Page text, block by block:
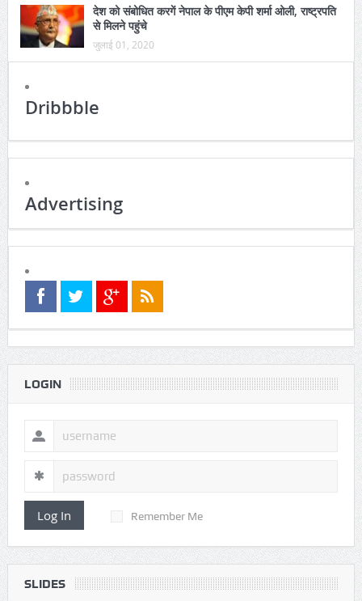
देश को संबोधित करगें नेपाल के पीएम केपी शर्मा ओली, राष्ट्रपति
से मिलने पहुंचे
जुलाई 01, 2020
Dribbble
Advertising
LOGIN
Log In Remember Me
SLIDES